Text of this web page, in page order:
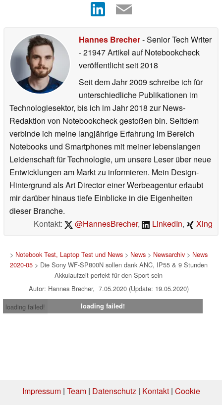
Hannes Brecher- Senior Tech Writer
- 21947 Artikel auf Notebookcheck
veröffentlichtseit 2018
Seit dem Jahr 2009 schreibe ich für
unterschiedliche Publikationen im
Technologiesektor, bis ich im Jahr 2018 zur News-
Redaktion von Notebookcheck gestoßen bin. Seitdem
verbinde ich meine langjährige Erfahrung im Bereich
Notebooks und Smartphones mit meiner lebenslangen
Leidenschaft für Technologie, um unsere Leser über neue
Entwicklungen am Markt zu informieren. Mein Design-
Hintergrund als Art Director einer Werbeagentur erlaubt
mir darüber hinaus tiefe Einblicke in die Eigenheiten
dieser Branche.
Kontakt:
@HannesBrecher, LinkedIn, Xing
> Notebook Test, Laptop Test und News> News> Newsarchiv> News
2020-05> Die Sony WF-SP800N sollen dank ANC, IP55 & 9 Stunden
Akkulaufzeit perfekt für den Sport sein
Autor: Hannes Brecher, 7.05.2020 (Update: 19.05.2020)
loading failed!
loading failed!
Impressum| Team| Datenschutz| Kontakt| Cookie